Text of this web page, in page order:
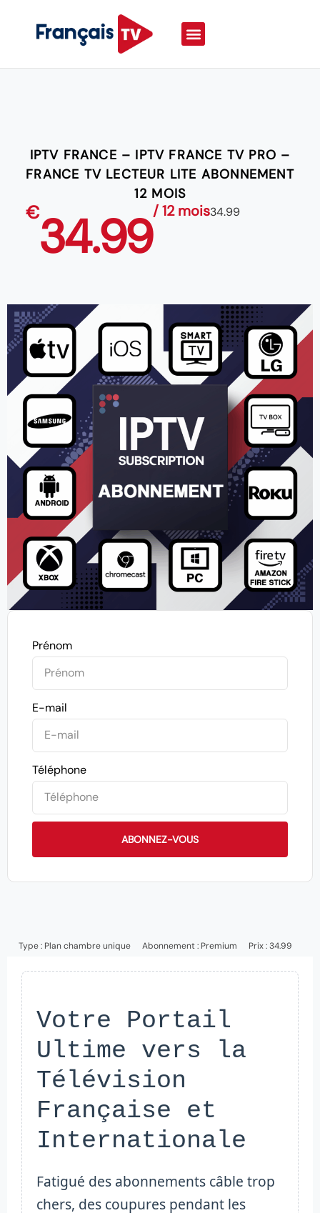
IPTV FRANCE – IPTV FRANCE TV PRO –
FRANCE TV LECTEUR LITE ABONNEMENT
12 MOIS
€34.99/ 12 mois34.99
Prénom
E-mail
Téléphone
ABONNEZ-VOUS
Type : Plan chambre unique Abonnement : Premium Prix : 34.99
Votre Portail
Ultime vers la
Télévision
Française et
Internationale
Fatigué des abonnements câble trop
chers, des coupures pendant les